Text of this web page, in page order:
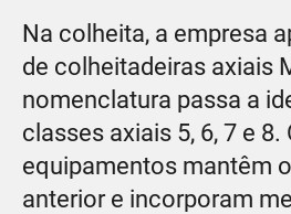
Na colheita, a empresa
de colheitadeiras axiais
nomenclatura passa a
classes axiais 5, 6, 7 e 8.
equipamentos mantêm
anterior e incorporam